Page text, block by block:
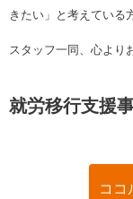
きたい」と考えている
スタッフ一同、心より
就労移行支援
ココ